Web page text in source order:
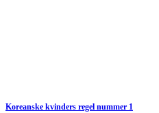
Koreanske kvinders regel nummer 1